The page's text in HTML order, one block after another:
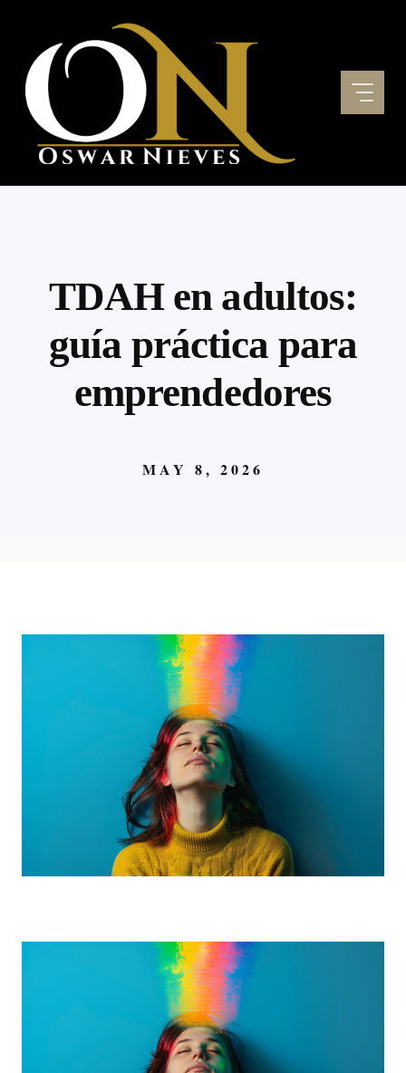
content
TDAH en adultos:
guía práctica para
emprendedores
MAY 8, 2026